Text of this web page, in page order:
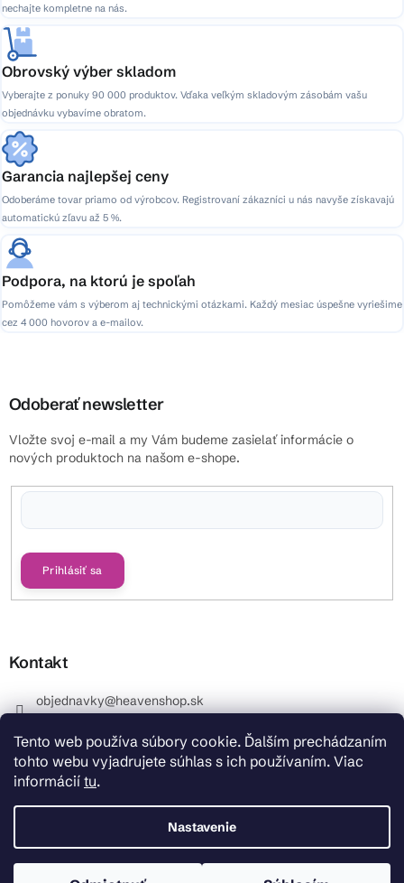
Tento web používa súbory cookie. Ďalším prechádzaním
tohto webu vyjadrujete súhlas s ich používaním. Viac
informácií tu.
Nastavenie
nechajte kompletne na nás.
Obrovský výber skladom
Vyberajte z ponuky 90 000 produktov. Vďaka veľkým skladovým zásobám vašu
objednávku vybavíme obratom.
Garancia najlepšej ceny
Odoberáme tovar priamo od výrobcov. Registrovaní zákazníci u nás navyše získavajú
automatickú zľavu až 5 %.
Podpora, na ktorú je spoľah
Pomôžeme vám s výberom aj technickými otázkami. Každý mesiac úspešne vyriešime
cez 4 000 hovorov a e-mailov.
Odoberať newsletter
Vložte svoj e-mail a my Vám budeme zasielať informácie o
nových produktoch na našom e-shope.
Prihlásiť sa
Kontakt
objednavky@heavenshop.sk
_Info objednávky : +421 914 399 399 Pracovné dni od
8.00 hod. do 12.00 . REKLAMÁCIE : +421 914 399 399
HeavenShop.sk
HeavenShop.sk